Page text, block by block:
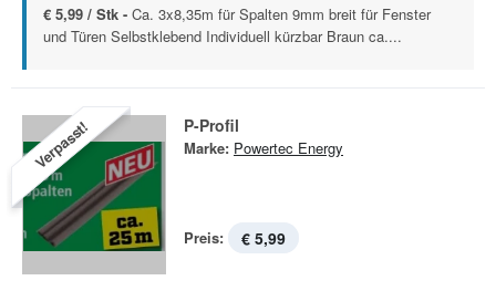
€ 5,99 / Stk - Ca. 3x8,35m für Spalten 9mm breit für Fenster
und Türen Selbstklebend Individuell kürzbar Braun ca....
Verpasst! P-Profil
Marke: Powertec Energy
Preis: € 5,99